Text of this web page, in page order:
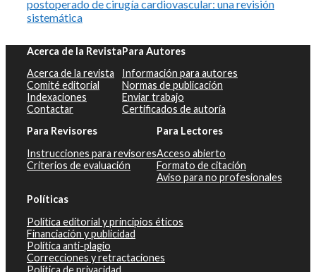
postoperado de cirugía cardiovascular: una revisión
sistemática
Acerca de la Revista
Acerca de la revista
Comité editorial
Indexaciones
Contactar
Para Autores
Información para autores
Normas de publicación
Enviar trabajo
Certificados de autoría
Para Revisores
Instrucciones para revisores
Criterios de evaluación
Para Lectores
Acceso abierto
Formato de citación
Aviso para no profesionales
Políticas
Política editorial y principios éticos
Financiación y publicidad
Política anti-plagio
Correcciones y retractaciones
Política de privacidad